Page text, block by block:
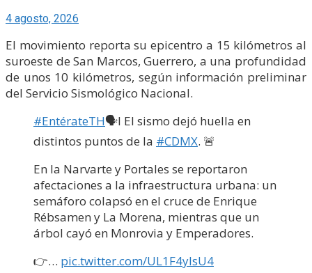
4 agosto, 2026
El movimiento reporta su epicentro a 15 kilómetros al
suroeste de San Marcos, Guerrero, a una profundidad
de unos 10 kilómetros, según información preliminar
del Servicio Sismológico Nacional.
#EntérateTH🗣️l El sismo dejó huella en
distintos puntos de la #CDMX. 🚨
En la Narvarte y Portales se reportaron
afectaciones a la infraestructura urbana: un
semáforo colapsó en el cruce de Enrique
Rébsamen y La Morena, mientras que un
árbol cayó en Monrovia y Emperadores.
👉… pic.twitter.com/UL1F4yIsU4